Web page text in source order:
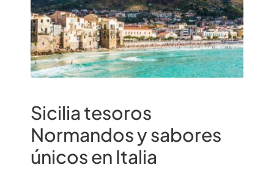
Sicilia tesoros
Normandos y sabores
únicos en Italia